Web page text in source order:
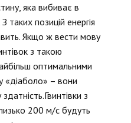
яка вибиває в
таких позицій енергія
Якщо ж вести мову
з такою
оптимальними
«діаболо» – вони
з
200 м/с будуть